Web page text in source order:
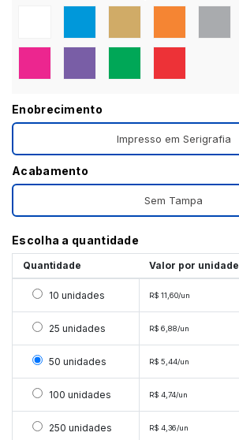
Enobrecimento
Impresso em Serigrafia
Acabamento
Sem Tampa
Escolha a quantidade
Quantidade Valor por unidade
Selecionar 10 unidades
10 unidades R$ 11,60/un
Selecionar 25 unidades
25 unidades R$ 6,88/un
Selecionar 50 unidades
50 unidades R$ 5,44/un
Selecionar 100 unidades
100 unidades R$ 4,74/un
Selecionar 250 unidades
250 unidades R$ 4,36/un